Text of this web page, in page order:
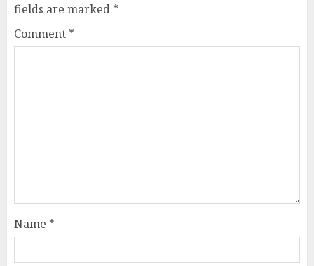
fields are marked *
Comment *
Name *